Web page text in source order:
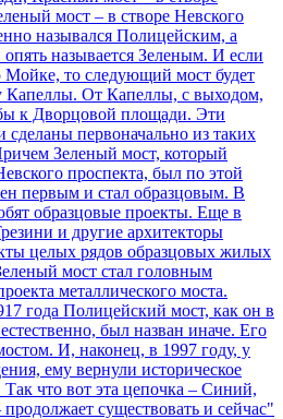
мост – в створе Невского
назывался Полицейским, а
называется Зеленым. И если
Мойке, то следующий мост будет
Капеллы. От Капеллы, с выходом,
к Дворцовой площади. Эти
первоначально из таких
Зеленый мост, который
проспекта, был по этой
первым и стал образцовым. В
образцовые проекты. Еще в
и другие архитекторы
целых рядов образцовых жилых
мост стал головным
металлического моста.
года Полицейский мост, как он в
был назван иначе. Его
И, наконец, в 1997 году, у
ему вернули историческое
что вот эта цепочка – Синий,
существовать и сейчас"